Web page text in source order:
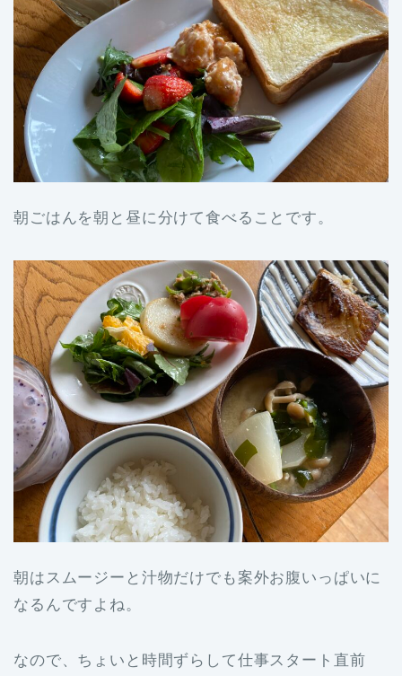
朝ごはんを朝と昼に分けて食べることです。
朝はスムージーと汁物だけでも案外お腹いっぱいに
なるんですよね。
なので、ちょいと時間ずらして仕事スタート直前